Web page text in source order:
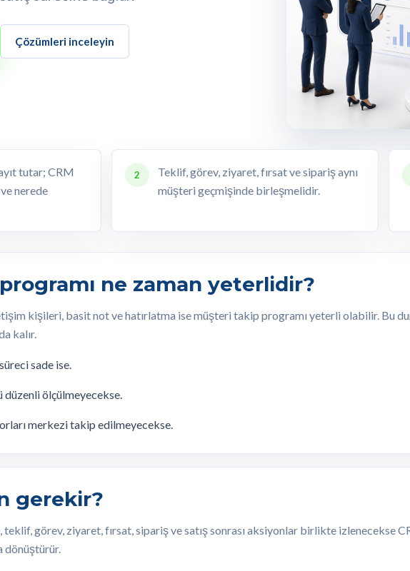
Çözümleri inceleyin
tutar; CRM
nerede
2
Teklif, görev, ziyaret, fırsat ve sipariş aynı
müşteri geçmişinde birleşmelidir.
ne zaman yeterlidir?
kişileri, basit not ve hatırlatma ise müşteri takip programı yeterli olabilir. Bu
kalır.
sade ise.
ölçülmeyecekse.
merkezi takip edilmeyecekse.
gerekir?
görev, ziyaret, fırsat, sipariş ve satış sonrası aksiyonlar birlikte izlenecekse
dönüştürür.